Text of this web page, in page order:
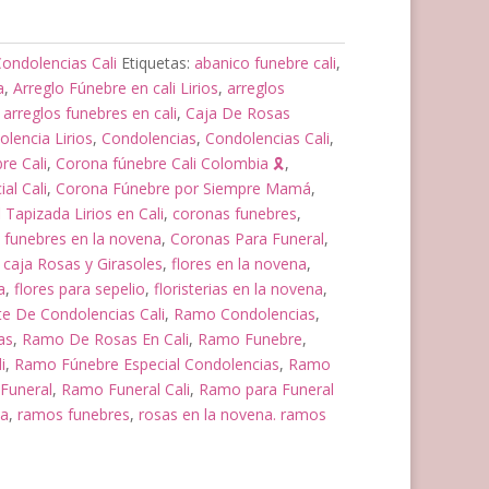
Cali Etiquetas: abanico funebre cali,
, Arreglo Fúnebre en cali Lirios, arreglos
arreglos funebres en cali, Caja De Rosas
Lirios, Condolencias, Condolencias Cali,
Cali, Corona fúnebre Cali Colombia 🎗️,
Cali, Corona Fúnebre por Siempre Mamá,
Lirios en Cali, coronas funebres,
en la novena, Coronas Para Funeral,
Rosas y Girasoles, flores en la novena,
, flores para sepelio, floristerias en la novena,
De Condolencias Cali, Ramo Condolencias,
, Ramo De Rosas En Cali, Ramo Funebre,
, Ramo Fúnebre Especial Condolencias, Ramo
, Ramo Funeral Cali, Ramo para Funeral
, ramos funebres, rosas en la novena. ramos